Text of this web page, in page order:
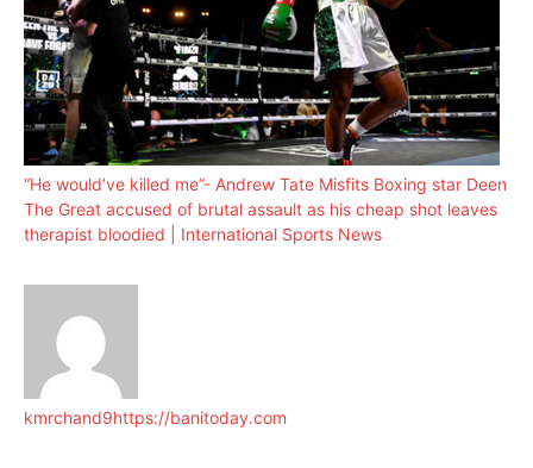
“He would’ve killed me”- Andrew Tate Misfits Boxing star Deen
The Great accused of brutal assault as his cheap shot leaves
therapist bloodied | International Sports News
kmrchand9https://banitoday.com